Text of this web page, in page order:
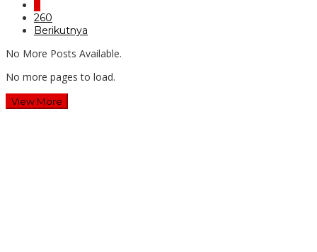
260
Berikutnya
No More Posts Available.
No more pages to load.
View More